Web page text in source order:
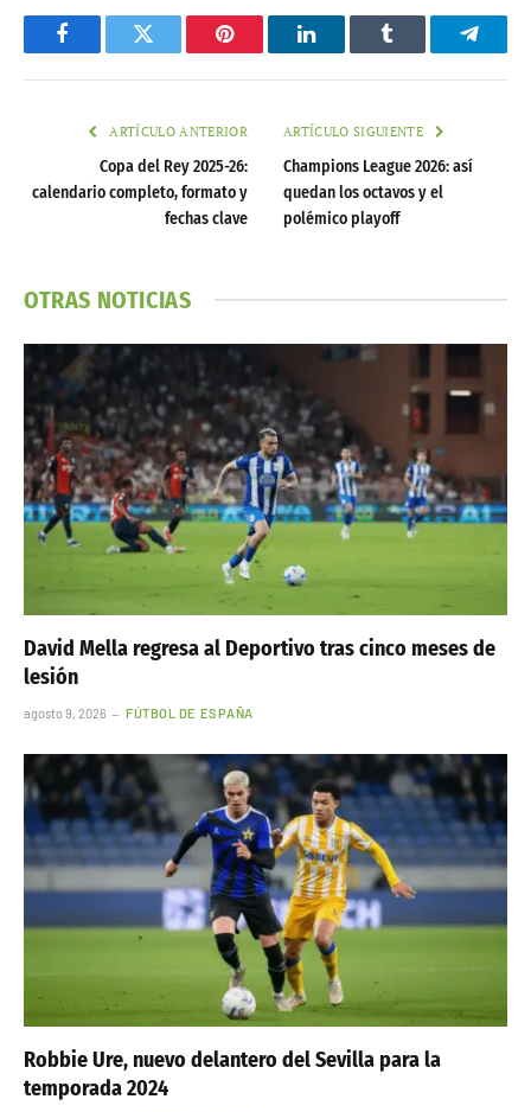
FacebookTwitter Pinterest LinkedInTumblr
ARTÍCULO ANTERIOR
Copa del Rey 2025-26:
calendario completo, formato y
fechas clave
ARTÍCULO SIGUIENTE
Champions League 2026: así
quedan los octavos y el
polémico playoff
OTRAS NOTICIAS
David Mella regresa al Deportivo tras cinco meses de
lesión
agosto 9, 2026 FÚTBOL DE ESPAÑA
Robbie Ure, nuevo delantero del Sevilla para la
temporada 2024